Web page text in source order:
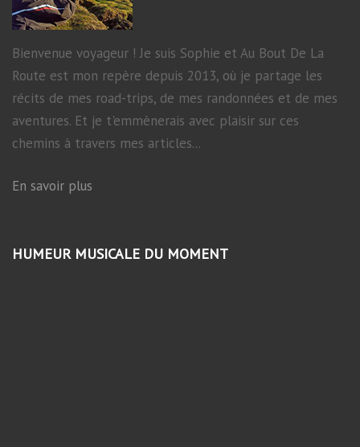
Bienvenue voyageur ! Je suis Sophie et Au Bout De La
Route est mon repère depuis 2013, où je partage les
récits de mes road-trips, de mes randonnées et de mes
aventures. Et je t'emmènerais avec plaisir sur ces
chemins à travers mes articles...
En savoir plus
HUMEUR MUSICALE DU MOMENT